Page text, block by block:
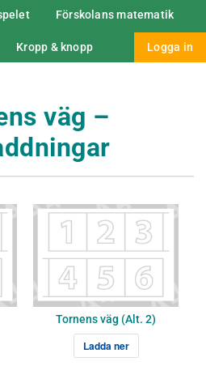
Förskolans matematik
Kropp & knopp Logga in
väg –
Tornens väg (Alt. 2)
Ladda ner